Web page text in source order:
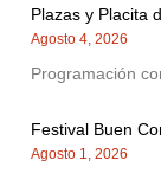
Plazas y Placita
Agosto 4, 2026
Programación
Festival Buen
Agosto 1, 2026